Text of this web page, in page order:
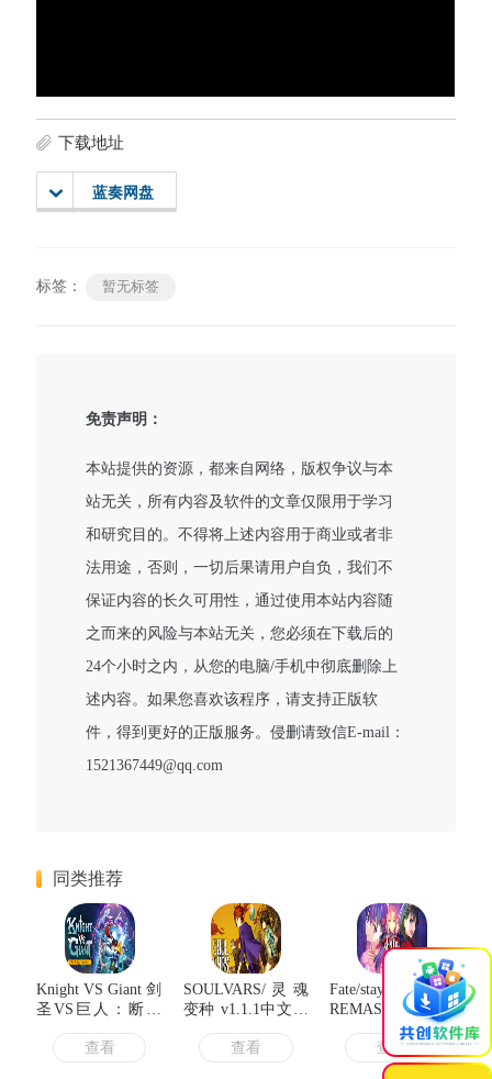
下载地址
蓝奏网盘
标签： 暂无标签
免责声明：
本站提供的资源，都来自网络，版权争议与本
站无关，所有内容及软件的文章仅限用于学习
和研究目的。不得将上述内容用于商业或者非
法用途，否则，一切后果请用户自负，我们不
保证内容的长久可用性，通过使用本站内容随
之而来的风险与本站无关，您必须在下载后的
24个小时之内，从您的电脑/手机中彻底删除上
述内容。如果您喜欢该程序，请支持正版软
件，得到更好的正版服务。侵删请致信E-mail：
1521367449@qq.com
同类推荐
Knight VS Giant 剑
圣VS巨人：断裂
查看
SOULVARS/灵魂
变种 v1.1.1中文版
查看
Fate/stay night
REMASTERED 命
运之夜 v1.1.127中
文重制版查看